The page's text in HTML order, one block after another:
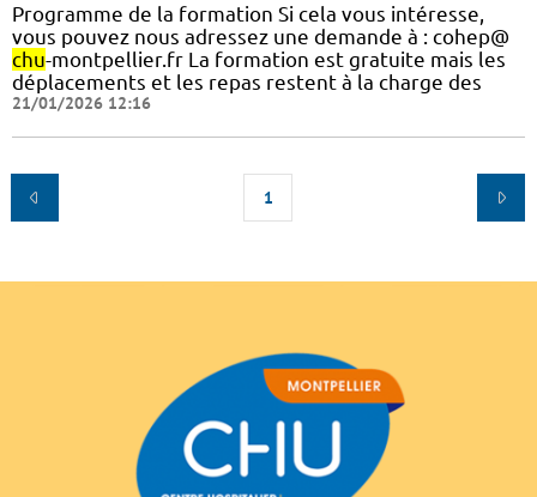
Programme de la formation Si cela vous intéresse,
vous pouvez nous adressez une demande à : cohep@
chu-montpellier.fr La formation est gratuite mais les
déplacements et les repas restent à la charge des
21/01/2026 12:16
1